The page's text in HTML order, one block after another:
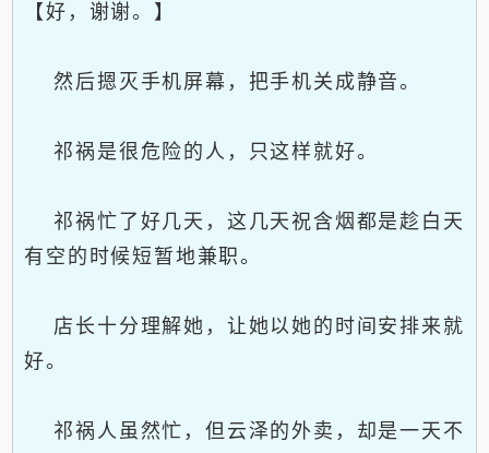
【好，谢谢。】
然后摁灭手机屏幕，把手机关成静音。
祁祸是很危险的人，只这样就好。
祁祸忙了好几天，这几天祝含烟都是趁白天
有空的时候短暂地兼职。
店长十分理解她，让她以她的时间安排来就
好。
祁祸人虽然忙，但云泽的外卖，却是一天不